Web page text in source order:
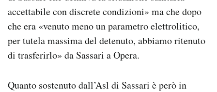
accettabile con discrete condizioni» ma che dopo
che era «venuto meno un parametro elettrolitico,
per tutela massima del detenuto, abbiamo ritenuto
di trasferirlo» da Sassari a Opera.
Quanto sostenuto dall’Asl di Sassari è però in